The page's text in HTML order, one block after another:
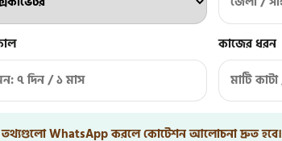
কাজের ধরন
WhatsApp করলে কোটেশন আলোচনা দ্রুত হবে।